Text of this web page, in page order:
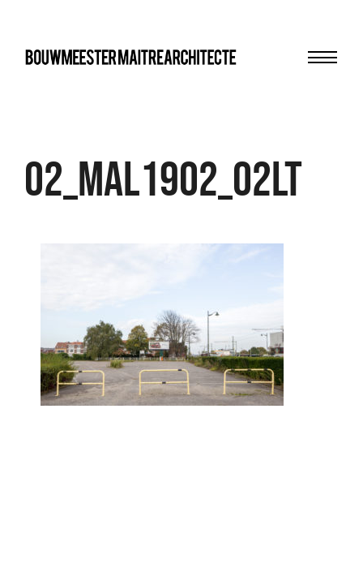
02_MAL1902_02LT